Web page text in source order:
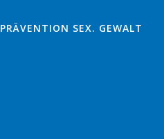
PRÄVENTION SEX. GEWALT